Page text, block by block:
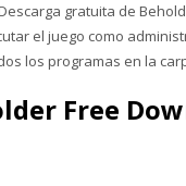
gratuita de
el juego como
los programas en la
Free